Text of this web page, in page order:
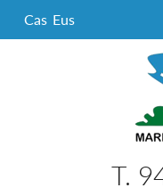
Cas Eus
T.